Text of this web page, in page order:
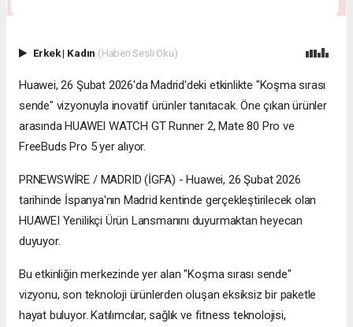
Erkek| Kadın (Haberi Sesli Oku)
Huawei, 26 Şubat 2026'da Madrid'deki etkinlikte "Koşma sırası
sende" vizyonuyla inovatif ürünler tanıtacak. Öne çıkan ürünler
arasında HUAWEI WATCH GT Runner 2, Mate 80 Pro ve
FreeBuds Pro 5 yer alıyor.
PRNEWSWİRE / MADRID (İGFA) - Huawei, 26 Şubat 2026
tarihinde İspanya'nın Madrid kentinde gerçekleştirilecek olan
HUAWEI Yenilikçi Ürün Lansmanını duyurmaktan heyecan
duyuyor.
Bu etkinliğin merkezinde yer alan "Koşma sırası sende"
vizyonu, son teknoloji ürünlerden oluşan eksiksiz bir paketle
hayat buluyor. Katılımcılar, sağlık ve fitness teknolojisi,